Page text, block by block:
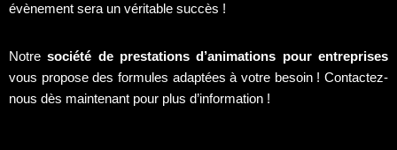
évènement sera un véritable succès !
Notresociété de prestations d’animations pour entreprises
vous propose des formules adaptées à votre besoin ! Contactez-
nous dès maintenant pour plus d’information !